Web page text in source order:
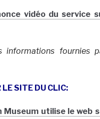
vidéo du service
informations fournies
LE SITE DU CLIC:
Museum utilise le web